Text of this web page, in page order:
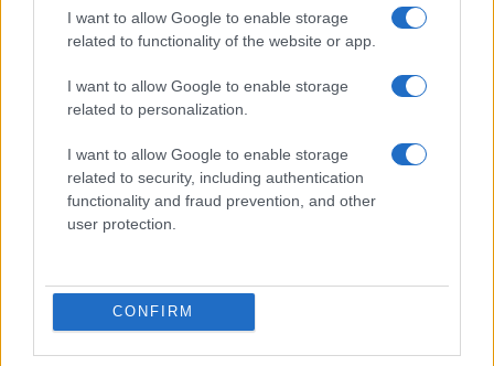
I want to allow Google to enable storage
related to functionality of the website or app.
I want to allow Google to enable storage
related to personalization.
I want to allow Google to enable storage
related to security, including authentication
functionality and fraud prevention, and other
user protection.
CONFIRM
νεκροί σε νέα ένοπλη επίθεση
Σύμφωνα με τον εκπρόσωπο του στρατού,
συνταγματάρχη Μαρκ Ελονγκό, η επίθεση
πραγματοποιήθηκε το βράδυ της Τρίτης στο
Βόρειου Κίβου